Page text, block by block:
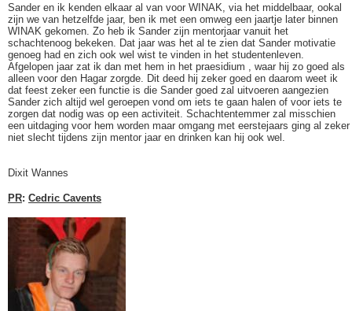
Sander en ik kenden elkaar al van voor WINAK, via het middelbaar, ookal
zijn we van hetzelfde jaar, ben ik met een omweg een jaartje later binnen
WINAK gekomen. Zo heb ik Sander zijn mentorjaar vanuit het
schachtenoog bekeken. Dat jaar was het al te zien dat Sander motivatie
genoeg had en zich ook wel wist te vinden in het studentenleven.
Afgelopen jaar zat ik dan met hem in het praesidium , waar hij zo goed als
alleen voor den Hagar zorgde. Dit deed hij zeker goed en daarom weet ik
dat feest zeker een functie is die Sander goed zal uitvoeren aangezien
Sander zich altijd wel geroepen vond om iets te gaan halen of voor iets te
zorgen dat nodig was op een activiteit. Schachtentemmer zal misschien
een uitdaging voor hem worden maar omgang met eerstejaars ging al zeker
niet slecht tijdens zijn mentor jaar en drinken kan hij ook wel.
Dixit Wannes
PR: Cedric Cavents